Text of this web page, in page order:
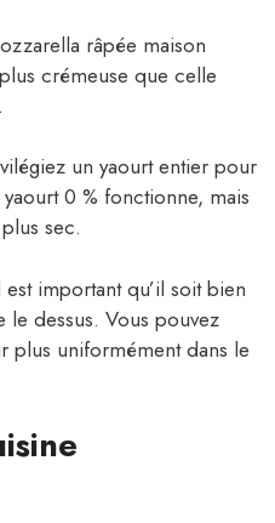
râpée maison
crémeuse que celle
un yaourt entier pour
0 % fonctionne, mais
sec.
important qu’il soit bien
dessus. Vous pouvez
plus uniformément dans le